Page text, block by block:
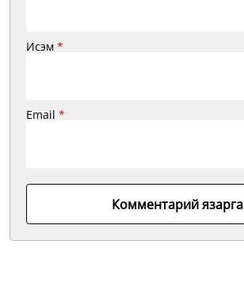
Исэм *
Email *
Комментарий язарга